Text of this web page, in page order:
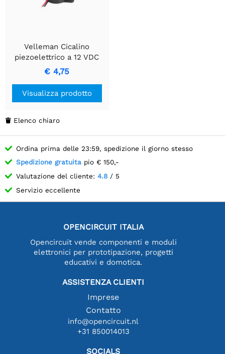
Velleman Cicalino
piezoelettrico a 12 VDC
con fili di collegamento
€ 4,75
Visualizza prodotto
 Elenco chiaro
Ordina prima delle 23:59, spedizione il giorno stesso
Spedizione gratuita pio € 150,-
Valutazione del cliente: 4.8 / 5
Servizio eccellente
OPENCIRCUIT ITALIA
Opencircuit vende componenti e moduli
elettronici per prototipazione, progetti
educativi e domotica.
ASSISTENZA CLIENTI
Imprese
Contatto
info@opencircuit.nl
+31 850014013
SOCIALS